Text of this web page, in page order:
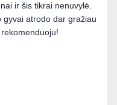
esu labai patenkinta
interjerą.